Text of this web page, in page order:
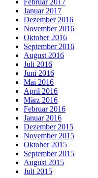
Februar 2017
Januar 2017
Dezember 2016
November 2016
Oktober 2016
September 2016
August 2016
Juli 2016
Juni 2016
Mai 2016
April 2016
März 2016
Februar 2016
Januar 2016
Dezember 2015
November 2015
Oktober 2015
September 2015
August 2015
Juli 2015